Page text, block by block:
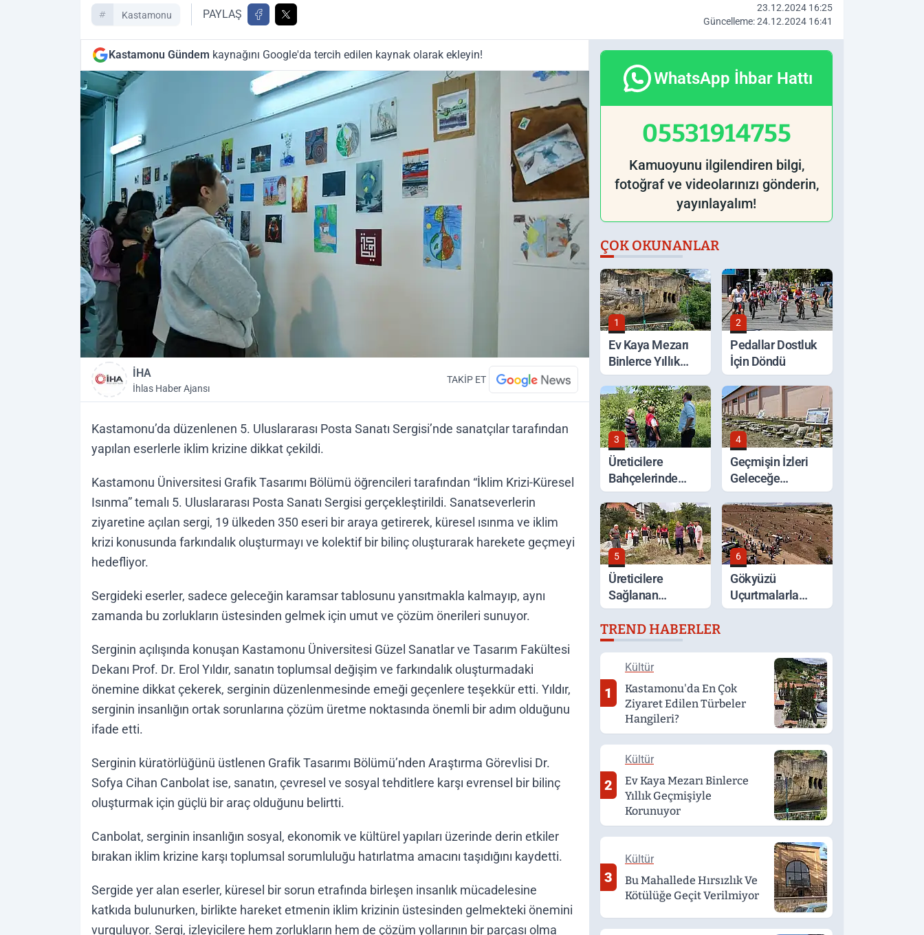
Kastamonu PAYLAŞ
23.12.2024 16:25
Güncelleme: 24.12.2024 16:41
Kastamonu Gündem kaynağını Google'da tercih edilen kaynak olarak ekleyin!
İHA
İhlas Haber Ajansı
TAKİP ET
Kastamonu’da düzenlenen 5. Uluslararası Posta Sanatı Sergisi’nde sanatçılar tarafından
yapılan eserlerle iklim krizine dikkat çekildi.
Kastamonu Üniversitesi Grafik Tasarımı Bölümü öğrencileri tarafından “İklim Krizi-Küresel
Isınma” temalı 5. Uluslararası Posta Sanatı Sergisi gerçekleştirildi. Sanatseverlerin
ziyaretine açılan sergi, 19 ülkeden 350 eseri bir araya getirerek, küresel ısınma ve iklim
krizi konusunda farkındalık oluşturmayı ve kolektif bir bilinç oluşturarak harekete geçmeyi
hedefliyor.
Sergideki eserler, sadece geleceğin karamsar tablosunu yansıtmakla kalmayıp, aynı
zamanda bu zorlukların üstesinden gelmek için umut ve çözüm önerileri sunuyor.
Serginin açılışında konuşan Kastamonu Üniversitesi Güzel Sanatlar ve Tasarım Fakültesi
Dekanı Prof. Dr. Erol Yıldır, sanatın toplumsal değişim ve farkındalık oluşturmadaki
önemine dikkat çekerek, serginin düzenlenmesinde emeği geçenlere teşekkür etti. Yıldır,
serginin insanlığın ortak sorunlarına çözüm üretme noktasında önemli bir adım olduğunu
ifade etti.
Serginin küratörlüğünü üstlenen Grafik Tasarımı Bölümü’nden Araştırma Görevlisi Dr.
Sofya Cihan Canbolat ise, sanatın, çevresel ve sosyal tehditlere karşı evrensel bir bilinç
oluşturmak için güçlü bir araç olduğunu belirtti.
Canbolat, serginin insanlığın sosyal, ekonomik ve kültürel yapıları üzerinde derin etkiler
bırakan iklim krizine karşı toplumsal sorumluluğu hatırlatma amacını taşıdığını kaydetti.
Sergide yer alan eserler, küresel bir sorun etrafında birleşen insanlık mücadelesine
katkıda bulunurken, birlikte hareket etmenin iklim krizinin üstesinden gelmekteki önemini
vurguluyor. Sergi, izleyicilere hem zorlukların hem de çözüm yollarının bir parçası olma
WhatsApp İhbar Hattı
05531914755
Kamuoyunu ilgilendiren bilgi,
fotoğraf ve videolarınızı gönderin,
yayınlayalım!
ÇOK OKUNANLAR
1
Ev Kaya Mezarı
Binlerce Yıllık
Geçmişiyle
Korunuyor
2
Pedallar Dostluk
İçin Döndü
3
Üreticilere
Bahçelerinde
Yerinde Tarım
Desteği
4
Geçmişin İzleri
Geleceğe
Taşınıyor
5
Üreticilere
Sağlanan
Destekler Sahada
Değerlendirildi
6
Gökyüzü
Uçurtmalarla
Renklendi
TREND HABERLER
1
Kültür
Kastamonu'da En Çok
Ziyaret Edilen Türbeler
Hangileri?
2
Kültür
Ev Kaya Mezarı Binlerce
Yıllık Geçmişiyle
Korunuyor
3
Kültür
Bu Mahallede Hırsızlık Ve
Kötülüğe Geçit Verilmiyor